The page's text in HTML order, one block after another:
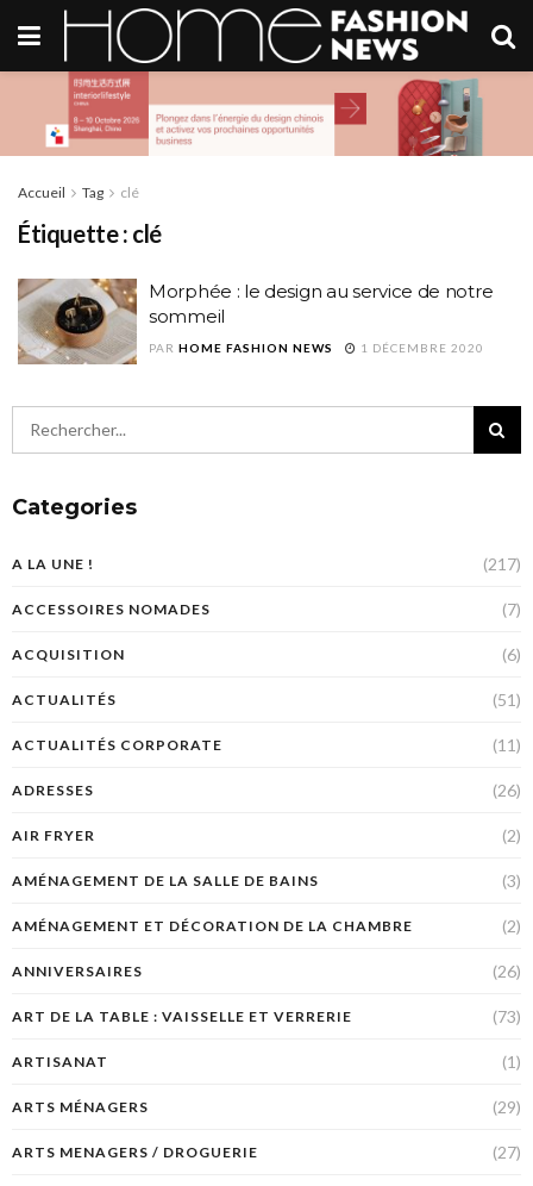
Accueil Tag clé
Étiquette : clé
Morphée : le design au service de notre
sommeil
PAR HOME FASHION NEWS 1 DÉCEMBRE 2020
Categories
A LA UNE ! (217)
ACCESSOIRES NOMADES (7)
ACQUISITION (6)
ACTUALITÉS (51)
ACTUALITÉS CORPORATE (11)
ADRESSES (26)
AIR FRYER (2)
AMÉNAGEMENT DE LA SALLE DE BAINS (3)
AMÉNAGEMENT ET DÉCORATION DE LA CHAMBRE (2)
ANNIVERSAIRES (26)
ART DE LA TABLE : VAISSELLE ET VERRERIE (73)
ARTISANAT (1)
ARTS MÉNAGERS (29)
ARTS MENAGERS / DROGUERIE (27)